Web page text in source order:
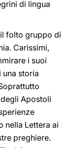
di lingua
folto gruppo di
Carissimi,
i suoi
una storia
Apostoli
nella Lettera ai
preghiere.